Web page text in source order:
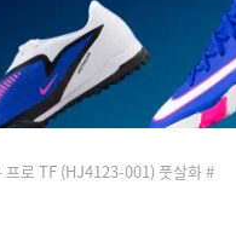
프로 TF (HJ4123-001) 풋살화 #